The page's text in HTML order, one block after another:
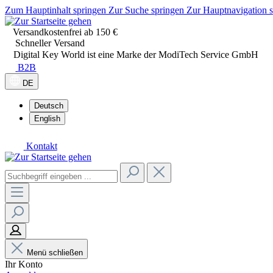
Zum Hauptinhalt springen Zur Suche springen Zur Hauptnavigation
Versandkostenfrei ab 150 €
Schneller Versand
Digital Key World ist eine Marke der ModiTech Service GmbH
B2B
DE
Deutsch
English
Kontakt
Menü schließen
Ihr Konto